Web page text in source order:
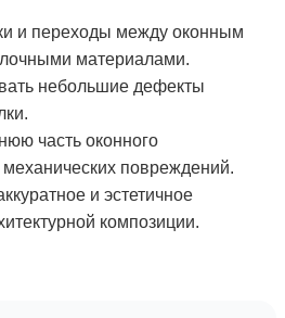
и переходы между оконным
материалами.
небольшие дефекты
часть оконного
повреждений.
и эстетичное
композиции.